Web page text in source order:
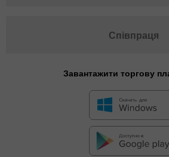
Співпраця
Завантажити торгову